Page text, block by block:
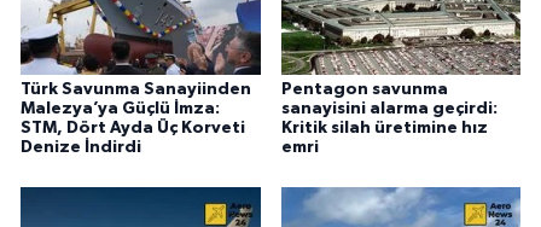
Türk Savunma Sanayiinden
Malezya’ya Güçlü İmza:
STM, Dört Ayda Üç Korveti
Denize İndirdi
Pentagon savunma
sanayisini alarma geçirdi:
Kritik silah üretimine hız
emri